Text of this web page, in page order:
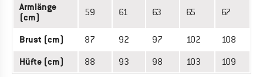
Armlänge
(cm)
59 61 63 65 67
Brust (cm) 87 92 97 102 108
Hüfte (cm) 88 93 98 103 109